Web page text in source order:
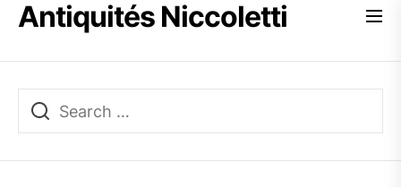
SkipAntiquités Niccoletti